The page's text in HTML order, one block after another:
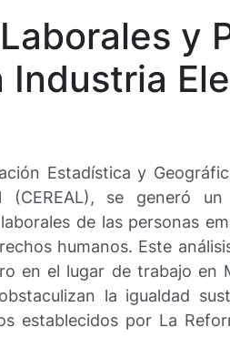
y
Industria
Estadística y
(CEREAL), se generó
de las personas
humanos. Este
en el lugar de trabajo en
la igualdad
establecidos por La